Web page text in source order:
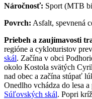
Náročnosť: Sport (MTB
Povrch: Asfalt, spevnená
Priebeh a zaujímavosti
regióne a cykloturistov
skál. Začína v obci
okolo Kostola svätých
nad obec a začína stúpať
Onedlho vchádza do lesa
Súľovských skál. Popri